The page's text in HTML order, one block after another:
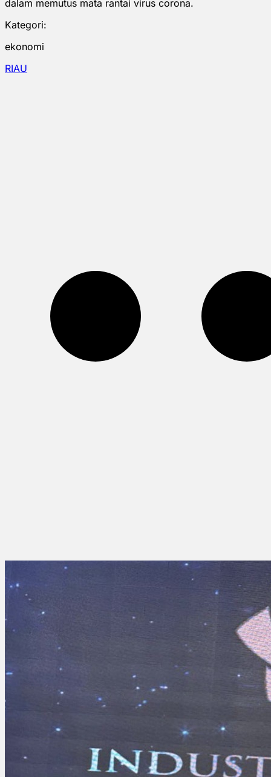
dalam memutus mata rantai virus corona.
Kategori:
ekonomi
RIAU